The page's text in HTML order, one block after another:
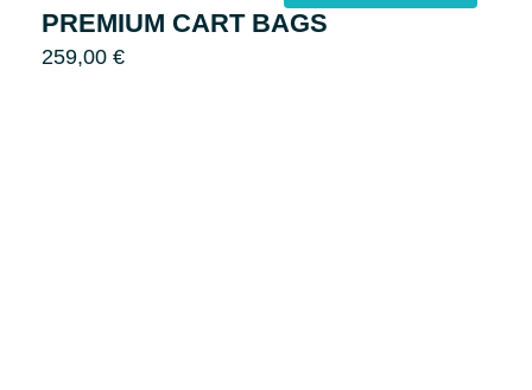
PREMIUM CART BAGS
259,00 €